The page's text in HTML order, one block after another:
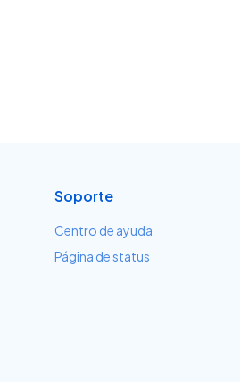
Soporte
Centro de ayuda
Página de status